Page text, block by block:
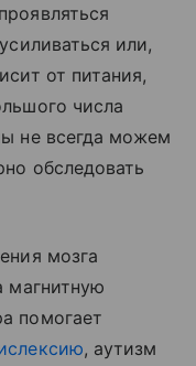
или,
от питания,
числа
не всегда можем
обследовать
мозга
магнитную
помогает
, аутизм